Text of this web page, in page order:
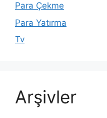
Para Çekme
Para Yatırma
Tv
Arşivler